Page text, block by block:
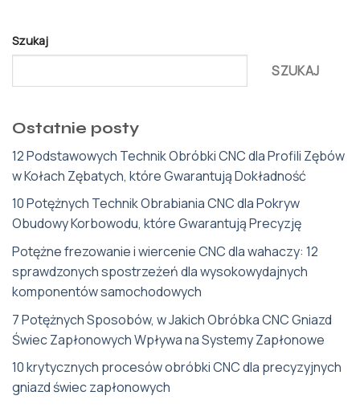
Szukaj
SZUKAJ
Ostatnie posty
12 Podstawowych Technik Obróbki CNC dla Profili Zębów
w Kołach Zębatych, które Gwarantują Dokładność
10 Potężnych Technik Obrabiania CNC dla Pokryw
Obudowy Korbowodu, które Gwarantują Precyzję
Potężne frezowanie i wiercenie CNC dla wahaczy: 12
sprawdzonych spostrzeżeń dla wysokowydajnych
komponentów samochodowych
7 Potężnych Sposobów, w Jakich Obróbka CNC Gniazd
Świec Zapłonowych Wpływa na Systemy Zapłonowe
10 krytycznych procesów obróbki CNC dla precyzyjnych
gniazd świec zapłonowych